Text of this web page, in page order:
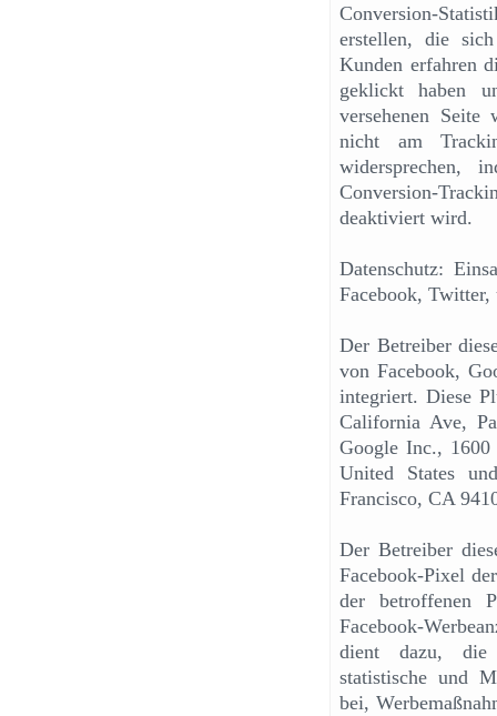
Conversion-
erstellen, die
Kunden erfahren
geklickt haben
versehenen Seite
nicht am
widersprechen,
Conversion-
deaktiviert wird.
Datenschutz:
Facebook, Twitter,
Der Betreiber
von Facebook,
integriert. Diese
California Ave,
Google Inc.,
United States
Francisco, CA
Der Betreiber
Facebook-Pixel
der betroffenen
Facebook-
dient dazu, die
statistische und
bei,